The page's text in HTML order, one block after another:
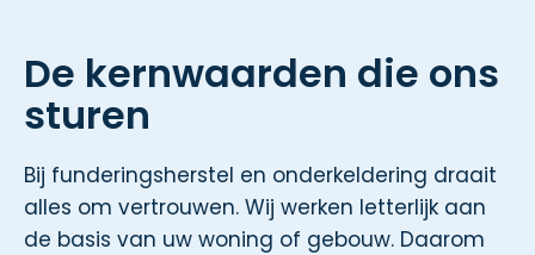
De kernwaarden die ons
sturen
Bij funderingsherstel en onderkeldering draait
alles om vertrouwen. Wij werken letterlijk aan
de basis van uw woning of gebouw. Daarom